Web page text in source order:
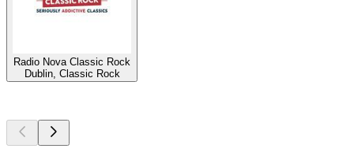
Radio Nova Classic Rock
Dublin, Classic Rock